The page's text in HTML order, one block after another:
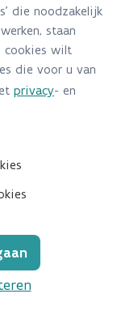
the
die noodzakelijk
staan
cookies wilt
die voor u van
privacy- en